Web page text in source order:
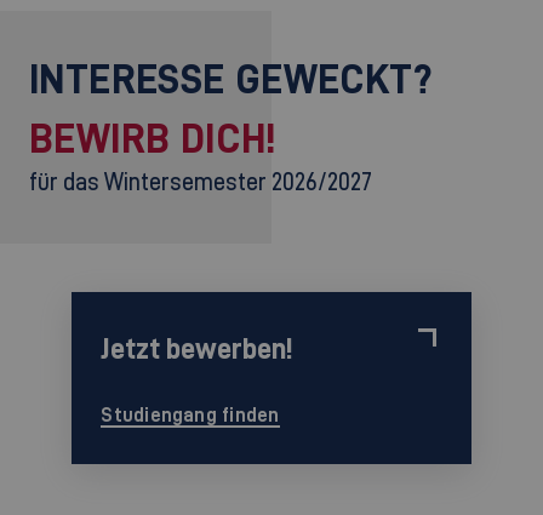
INTERESSE GEWECKT?
BEWIRB DICH!
für das Wintersemester 2026/2027
Jetzt bewerben!
Studiengang finden